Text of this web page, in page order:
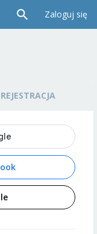
Zaloguj się
REJESTRACJA